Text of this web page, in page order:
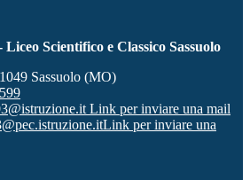
Scientifico e Classico Sassuolo
Sassuolo (MO)
Link per inviare una mail
Link per inviare una